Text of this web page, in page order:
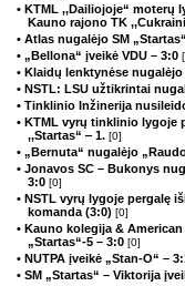
• KTML ,,Dailiojoje“ moterų
Kauno rajono TK
• Atlas nugalėjo SM
• „Bellona“ įveikė VDU – 3:0
• Klaidų lenktynėse
• NSTL: LSU užtikrintai
• Tinklinio Inžinerija
• KTML vyrų tinklinio lygoje
,,Startas“ ‒ 1. [0]
• „Bernuta“ nugalėjo
• Jonavos SC – Bukonys
3:0 [0]
• NSTL vyrų lygoje pergalę
komanda (3:0) [0]
• Kauno kolegija &
„Startas“-5 – 3:0 [0]
• NUTPA įveikė „Stan-O“ –
• SM „Startas“ – Viktorija